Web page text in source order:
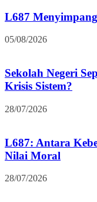
L687
05/08/2026
Sekolah Negeri
Krisis Sistem?
28/07/2026
L687: Antara
Nilai Moral
28/07/2026